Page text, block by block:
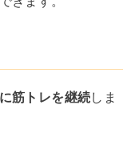
筋トレを継続しま